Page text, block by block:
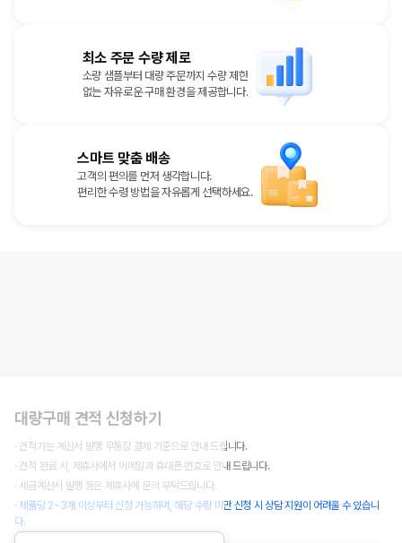
최소 주문 수량 제로
소량 샘플부터 대량 주문까지 수량 제한
없는 자유로운 구매 환경을 제공합니다.
스마트 맞춤 배송
고객의 편의를 먼저 생각합니다.
편리한 수령 방법을 자유롭게 선택하세요.
대량구매 견적 신청하기
· 견적가는 계산서 발행 무통장 결제 기준으로 안내 드립니다.
· 견적 완료 시, 제휴사에서 이메일과 휴대폰 번호로 안내 드립니다.
· 세금계산서 발행 등은 제휴사에 문의 부탁드립니다.
· 제품당 2~3개 이상부터 신청 가능하며, 해당 수량 미만 신청 시 상담 지원이 어려울 수 있습니
다.